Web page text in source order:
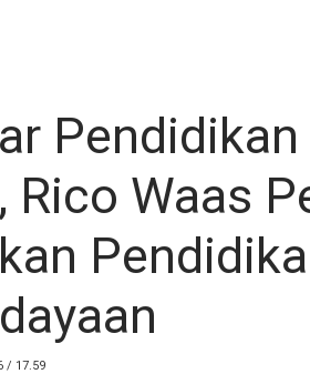
Rico Waas
/ 17.59